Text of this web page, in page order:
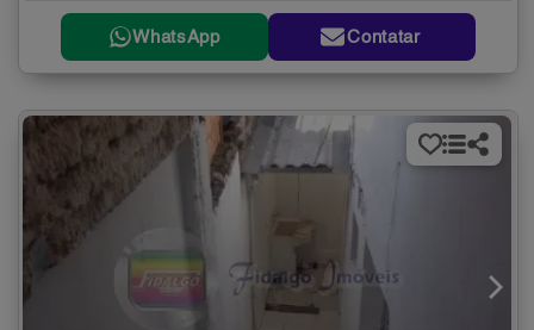
WhatsApp Contatar